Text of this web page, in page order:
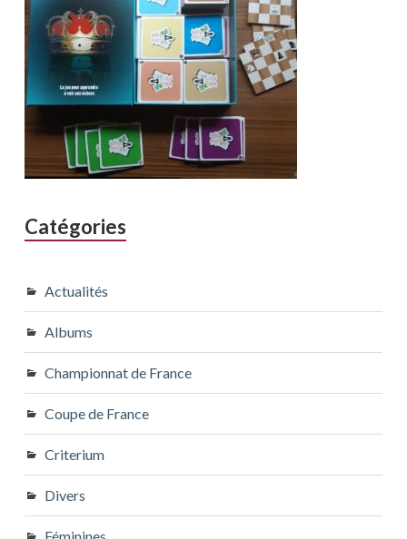
Catégories
Actualités
Albums
Championnat de France
Coupe de France
Criterium
Divers